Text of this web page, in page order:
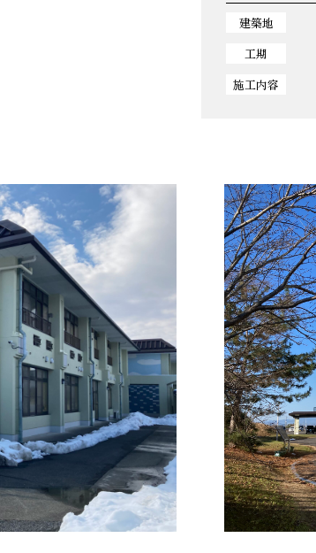
建築地
工期
施工内容